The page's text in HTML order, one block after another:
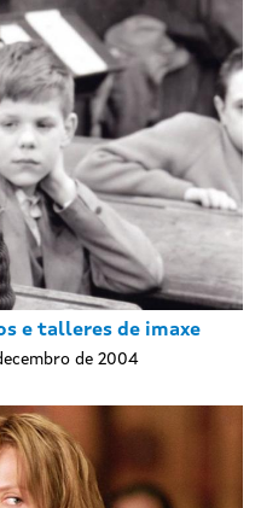
e talleres de imaxe
de 2004